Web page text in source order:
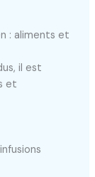
: aliments et
il est
et